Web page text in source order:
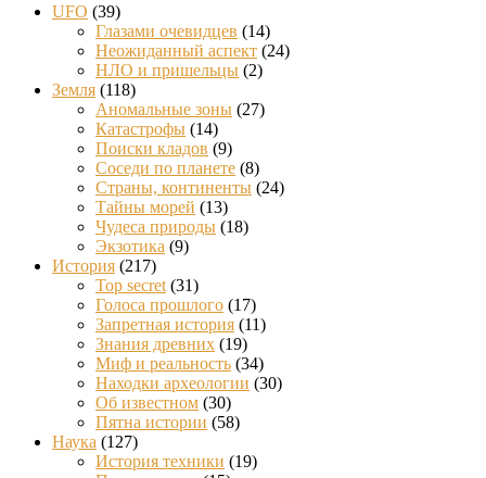
UFO (39)
Глазами очевидцев (14)
Неожиданный аспект (24)
НЛО и пришельцы (2)
Земля (118)
Аномальные зоны (27)
Катастрофы (14)
Поиски кладов (9)
Соседи по планете (8)
Страны, континенты (24)
Тайны морей (13)
Чудеса природы (18)
Экзотика (9)
История (217)
Top secret (31)
Голоса прошлого (17)
Запретная история (11)
Знания древних (19)
Миф и реальность (34)
Находки археологии (30)
Об известном (30)
Пятна истории (58)
Наука (127)
История техники (19)